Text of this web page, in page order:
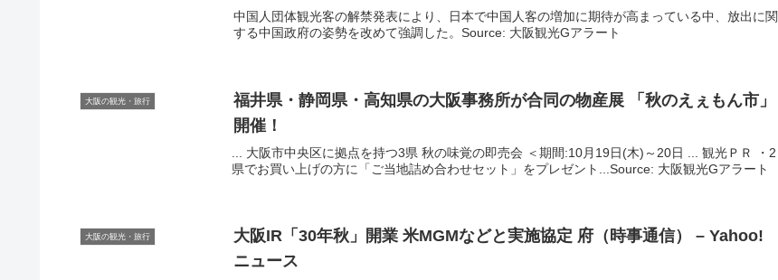
中国人団体観光客の解禁発表により、日本で中国人客の増加に期待が高まっている中、放出に関
する中国政府の姿勢を改めて強調した。Source: 大阪観光Gアラート
大阪の観光・旅行 福井県・静岡県・高知県の大阪事務所が合同の物産展 「秋のえぇもん市」
開催！
... 大阪市中央区に拠点を持つ3県 秋の味覚の即売会 ＜期間:10月19日(木)～20日 ... 観光ＰＲ ・2
県でお買い上げの方に「ご当地詰め合わせセット」をプレゼント...Source: 大阪観光Gアラート
大阪の観光・旅行 大阪IR「30年秋」開業 米MGMなどと実施協定 府（時事通信） – Yahoo!
ニュース